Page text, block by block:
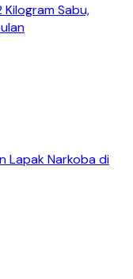
Sabu,
Lapak Narkoba di